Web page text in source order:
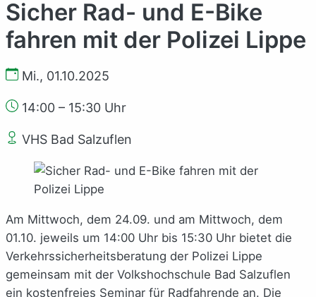
Sicher Rad- und E-Bike
fahren mit der Polizei Lippe
Mi., 01.10.2025
14:00 – 15:30 Uhr
VHS Bad Salzuflen
Am Mittwoch, dem 24.09. und am Mittwoch, dem
01.10. jeweils um 14:00 Uhr bis 15:30 Uhr bietet die
Verkehrssicherheitsberatung der Polizei Lippe
gemeinsam mit der Volkshochschule Bad Salzuflen
ein kostenfreies Seminar für Radfahrende an. Die